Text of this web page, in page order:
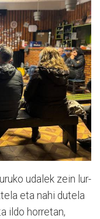
udalek zein lur-
eta nahi dutela
ildo horretan,